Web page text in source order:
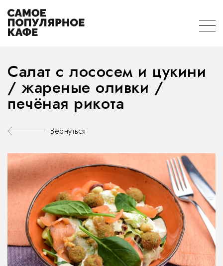
Салат с лососем и цукини
/ жареные оливки /
печёная рикота
Вернуться